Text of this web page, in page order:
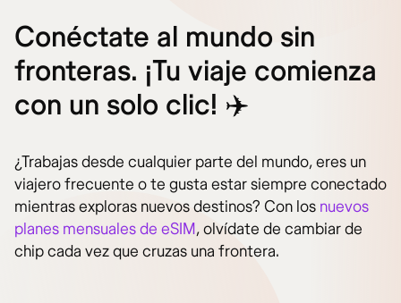
Conéctate al mundo sin
fronteras. ¡Tu viaje comienza
con un solo clic! ✈️
¿Trabajas desde cualquier parte del mundo, eres un
viajero frecuente o te gusta estar siempre conectado
mientras exploras nuevos destinos? Con los nuevos
planes mensuales de eSIM, olvídate de cambiar de
chip cada vez que cruzas una frontera.